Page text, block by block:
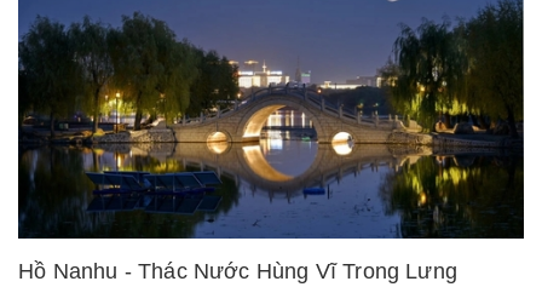
Hồ Nanhu - Thác Nước Hùng Vĩ Trong Lưng